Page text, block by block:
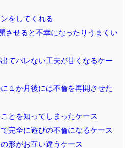
をしてくれる
させると不幸になったりうまくい
てバレない工夫が甘くなるケー
１か月後には不倫を再開させた
とを知ってしまったケース
完全に遊びの不倫になるケース
形がお互い違うケース